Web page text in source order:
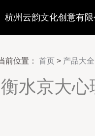
杭州云韵文化创意有限
前位置： 首页 > 产品大全
衡水京大